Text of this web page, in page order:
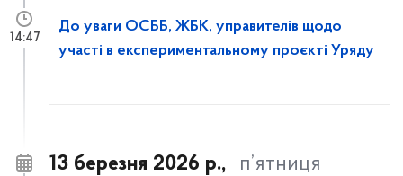
До уваги ОСББ, ЖБК, управителів щодо
участі в експериментальному проєкті Уряду
14:47
13 березня 2026 р., п’ятниця